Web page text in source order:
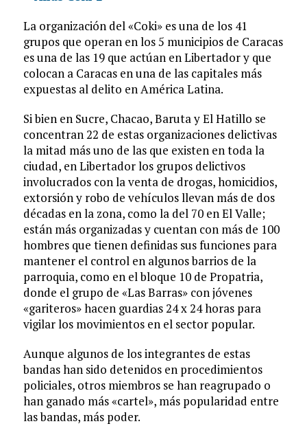
La organización del «Coki» es una de los 41
grupos que operan en los 5 municipios de Caracas
­es una de las 19 que actúan en Libertador­ y que
colocan a Caracas en una de las capitales más
expuestas al delito en América Latina.
Si bien en Sucre, Chacao, Baruta y El Hatillo se
concentran 22 de estas organizaciones delictivas
­la mitad más uno de las que existen en toda la
ciudad­, en Libertador los grupos delictivos
involucrados con la venta de drogas, homicidios,
extorsión y robo de vehículos llevan más de dos
décadas en la zona, como la del 70 en El Valle;
están más organizadas y cuentan con más de 100
hombres que tienen definidas sus funciones para
mantener el control en algunos barrios de la
parroquia, como en el bloque 10 de Propatria,
donde el grupo de «Las Barras» con jóvenes
«gariteros» hacen guardias 24 x 24 horas para
vigilar los movimientos en el sector popular.
Aunque algunos de los integrantes de estas
bandas han sido detenidos en procedimientos
policiales, otros miembros se han reagrupado o
han ganado más «cartel», más popularidad entre
las bandas, más poder.